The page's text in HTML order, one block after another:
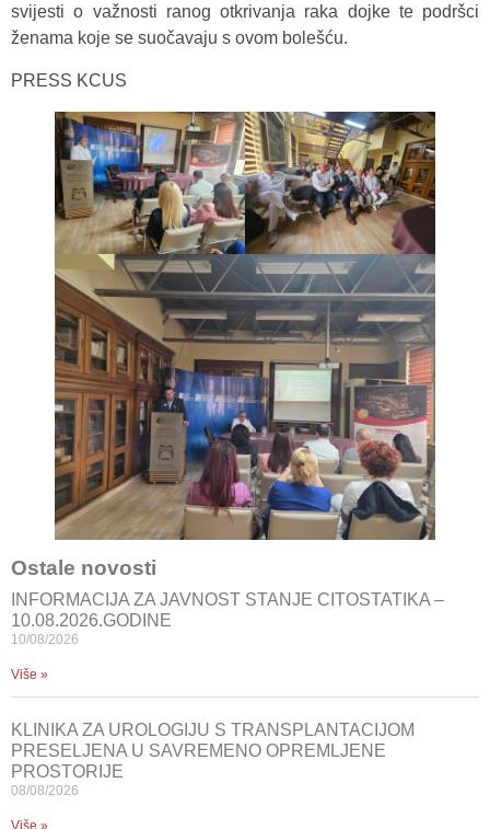
svijesti o važnosti ranog otkrivanja raka dojke te podršci
ženama koje se suočavaju s ovom bolešću.
PRESS KCUS
Ostale novosti
INFORMACIJA ZA JAVNOST STANJE CITOSTATIKA –
10.08.2026.GODINE
10/08/2026
Više »
KLINIKA ZA UROLOGIJU S TRANSPLANTACIJOM
PRESELJENA U SAVREMENO OPREMLJENE
PROSTORIJE
08/08/2026